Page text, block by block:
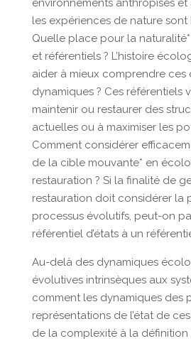
environnements anthropisés et
les expériences de nature sont
Quelle place pour la
et référentiels ? L’histoire
aider à mieux comprendre ces
dynamiques ? Ces référentiels
maintenir ou restaurer des
actuelles ou à maximiser les
Comment considérer
de la cible mouvante* en
restauration ? Si la finalité de
restauration doit considérer la
processus évolutifs, peut-on
référentiel d’états à un
Au-delà des dynamiques
évolutives intrinsèques aux
comment les dynamiques des
représentations de l’état de
de la complexité à la